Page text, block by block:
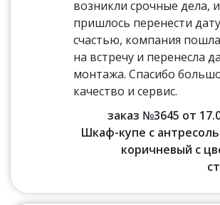
возникли срочные дела, и
пришлось перенести
счастью, компания
на встречу и перенесла
монтажа. Спасибо
качество и сервис.
заказ №3645 от
Шкаф-купе с
коричневый с